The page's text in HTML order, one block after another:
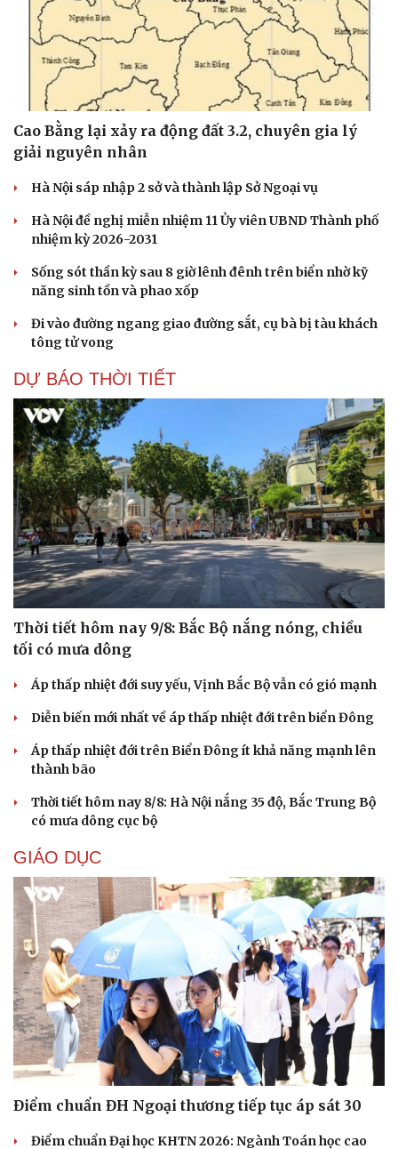
Cao Bằng lại xảy ra động đất 3.2, chuyên gia lý
giải nguyên nhân
Hà Nội sáp nhập 2 sở và thành lập Sở Ngoại vụ
Hà Nội đề nghị miễn nhiệm 11 Ủy viên UBND Thành phố
nhiệm kỳ 2026-2031
Sống sót thần kỳ sau 8 giờ lênh đênh trên biển nhờ kỹ
năng sinh tồn và phao xốp
Đi vào đường ngang giao đường sắt, cụ bà bị tàu khách
tông tử vong
DỰ BÁO THỜI TIẾT
Thời tiết hôm nay 9/8: Bắc Bộ nắng nóng, chiều
tối có mưa dông
Áp thấp nhiệt đới suy yếu, Vịnh Bắc Bộ vẫn có gió mạnh
Diễn biến mới nhất về áp thấp nhiệt đới trên biển Đông
Áp thấp nhiệt đới trên Biển Đông ít khả năng mạnh lên
thành bão
Thời tiết hôm nay 8/8: Hà Nội nắng 35 độ, Bắc Trung Bộ
có mưa dông cục bộ
GIÁO DỤC
Điểm chuẩn ĐH Ngoại thương tiếp tục áp sát 30
Điểm chuẩn Đại học KHTN 2026: Ngành Toán học cao